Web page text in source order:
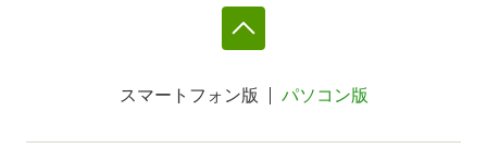
スマートフォン版 パソコン版